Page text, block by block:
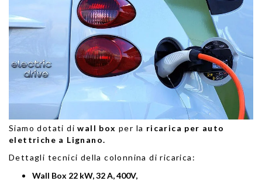
Siamo dotati diwall box per la ricarica per auto
elettriche a Lignano.
Dettagli tecnici della colonnina di ricarica:
Wall Box 22 kW, 32 A, 400V,